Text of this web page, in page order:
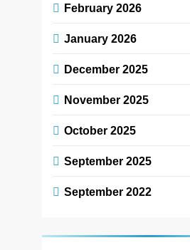
February 2026
January 2026
December 2025
November 2025
October 2025
September 2025
September 2022